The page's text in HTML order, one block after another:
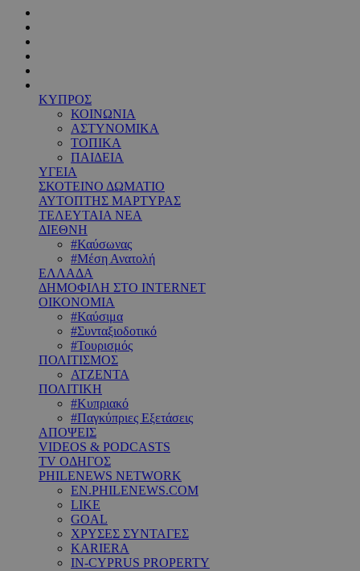
ΚΥΠΡΟΣ
ΚΟΙΝΩΝΙΑ
ΑΣΤΥΝΟΜΙΚΑ
ΤΟΠΙΚΑ
ΠΑΙΔΕΙΑ
ΥΓΕΙΑ
ΣΚΟΤΕΙΝΟ ΔΩΜΑΤΙΟ
ΑΥΤΟΠΤΗΣ ΜΑΡΤΥΡΑΣ
ΤΕΛΕΥΤΑΙΑ ΝΕΑ
ΔΙΕΘΝΗ
#Καύσωνας
#Μέση Ανατολή
ΕΛΛΑΔΑ
ΔΗΜΟΦΙΛΗ ΣΤΟ INTERNET
ΟΙΚΟΝΟΜΙΑ
#Καύσιμα
#Συνταξιοδοτικό
#Τουρισμός
ΠΟΛΙΤΙΣΜΟΣ
ΑΤΖΕΝΤΑ
ΠΟΛΙΤΙΚΗ
#Κυπριακό
#Παγκύπριες Εξετάσεις
ΑΠΟΨΕΙΣ
VIDEOS & PODCASTS
TV ΟΔΗΓΟΣ
PHILENEWS NETWORK
EN.PHILENEWS.COM
LIKE
GOAL
ΧΡΥΣΕΣ ΣΥΝΤΑΓΕΣ
KARIERA
IN-CYPRUS PROPERTY